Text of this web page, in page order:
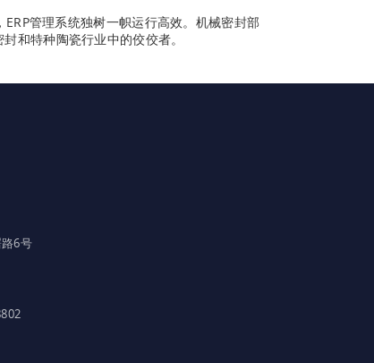
管理系统独树一帜运行高效。机械密封部
和特种陶瓷行业中的佼佼者。
6号